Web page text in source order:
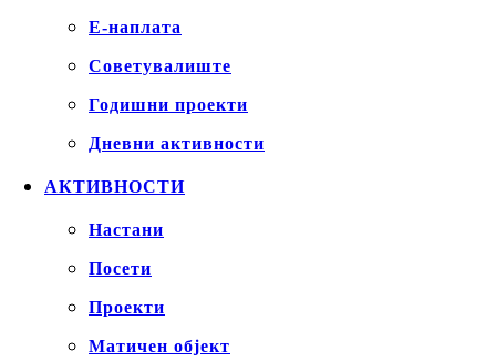
Е-наплата
Советувалиште
Годишни проекти
Дневни активности
АКТИВНОСТИ
Настани
Посети
Проекти
Матичен објект